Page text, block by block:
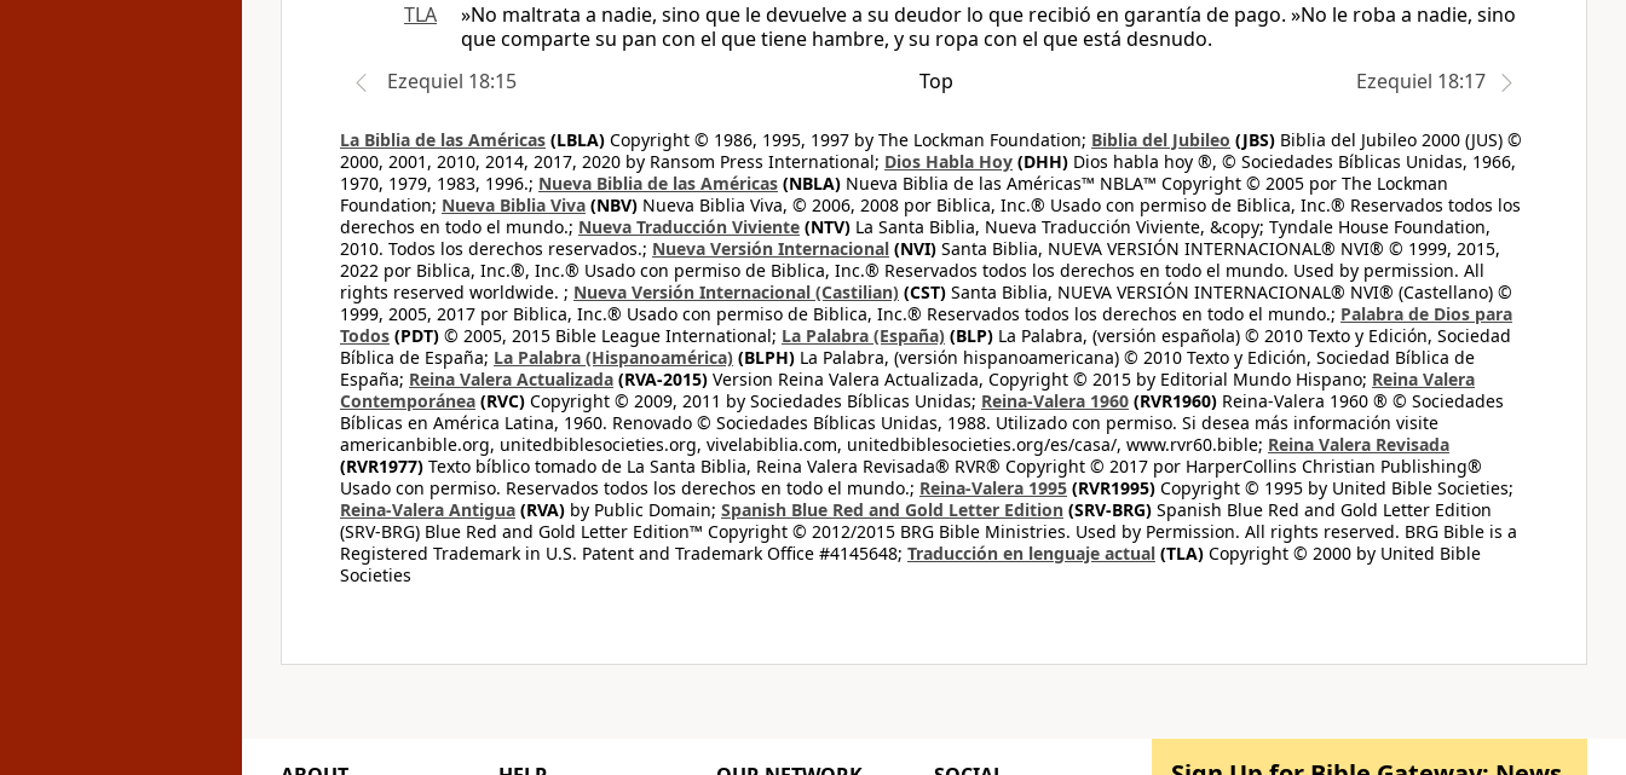
TLA
»No maltrata a nadie, sino que le devuelve a su deudor lo que recibió en garantía de pago. »No le roba a nadie, sino
que comparte su pan con el que tiene hambre, y su ropa con el que está desnudo.
Ezequiel 18:15
Top Ezequiel 18:17
La Biblia de las Américas (LBLA) Copyright © 1986, 1995, 1997 by The Lockman Foundation; Biblia del Jubileo (JBS) Biblia del Jubileo 2000 (JUS) ©
2000, 2001, 2010, 2014, 2017, 2020 by Ransom Press International; Dios Habla Hoy (DHH) Dios habla hoy ®, © Sociedades Bíblicas Unidas, 1966,
1970, 1979, 1983, 1996.; Nueva Biblia de las Américas (NBLA) Nueva Biblia de las Américas™ NBLA™ Copyright © 2005 por The Lockman
Foundation; Nueva Biblia Viva (NBV) Nueva Biblia Viva, © 2006, 2008 por Biblica, Inc.® Usado con permiso de Biblica, Inc.® Reservados todos los
derechos en todo el mundo.; Nueva Traducción Viviente (NTV) La Santa Biblia, Nueva Traducción Viviente, &copy; Tyndale House Foundation,
2010. Todos los derechos reservados.; Nueva Versión Internacional (NVI) Santa Biblia, NUEVA VERSIÓN INTERNACIONAL® NVI® © 1999, 2015,
2022 por Biblica, Inc.®, Inc.® Usado con permiso de Biblica, Inc.® Reservados todos los derechos en todo el mundo. Used by permission. All
rights reserved worldwide. ; Nueva Versión Internacional (Castilian) (CST) Santa Biblia, NUEVA VERSIÓN INTERNACIONAL® NVI® (Castellano) ©
1999, 2005, 2017 por Biblica, Inc.® Usado con permiso de Biblica, Inc.® Reservados todos los derechos en todo el mundo.; Palabra de Dios para
Todos (PDT) © 2005, 2015 Bible League International; La Palabra (España) (BLP) La Palabra, (versión española) © 2010 Texto y Edición, Sociedad
Bíblica de España; La Palabra (Hispanoamérica) (BLPH) La Palabra, (versión hispanoamericana) © 2010 Texto y Edición, Sociedad Bíblica de
España; Reina Valera Actualizada (RVA-2015) Version Reina Valera Actualizada, Copyright © 2015 by Editorial Mundo Hispano; Reina Valera
Contemporánea (RVC) Copyright © 2009, 2011 by Sociedades Bíblicas Unidas; Reina-Valera 1960 (RVR1960) Reina-Valera 1960 ® © Sociedades
Bíblicas en América Latina, 1960. Renovado © Sociedades Bíblicas Unidas, 1988. Utilizado con permiso. Si desea más información visite
americanbible.org, unitedbiblesocieties.org, vivelabiblia.com, unitedbiblesocieties.org/es/casa/, www.rvr60.bible; Reina Valera Revisada
(RVR1977) Texto bíblico tomado de La Santa Biblia, Reina Valera Revisada® RVR® Copyright © 2017 por HarperCollins Christian Publishing®
Usado con permiso. Reservados todos los derechos en todo el mundo.; Reina-Valera 1995 (RVR1995) Copyright © 1995 by United Bible Societies;
Reina-Valera Antigua (RVA) by Public Domain; Spanish Blue Red and Gold Letter Edition (SRV-BRG) Spanish Blue Red and Gold Letter Edition
(SRV-BRG) Blue Red and Gold Letter Edition™ Copyright © 2012/2015 BRG Bible Ministries. Used by Permission. All rights reserved. BRG Bible is a
Registered Trademark in U.S. Patent and Trademark Office #4145648; Traducción en lenguaje actual (TLA) Copyright © 2000 by United Bible
Societies